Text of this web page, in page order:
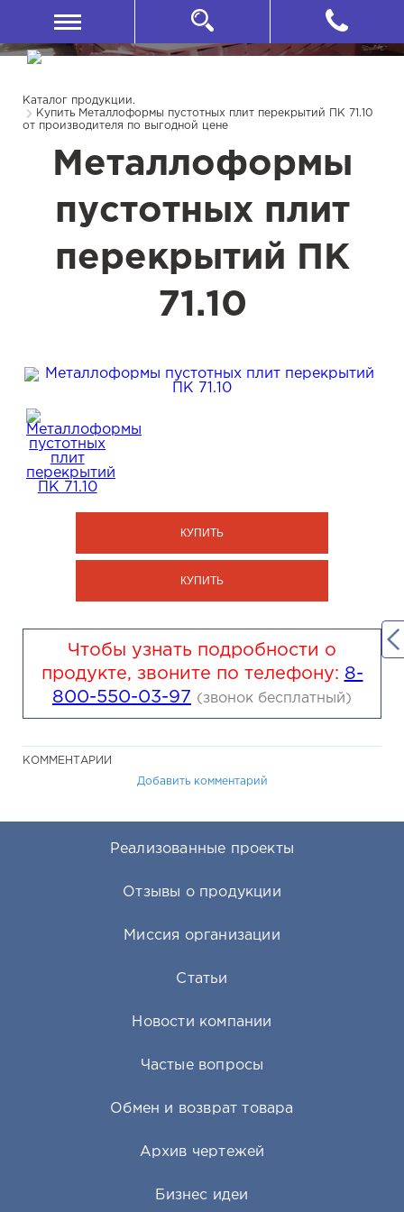
Каталог продукции.
Купить Металлоформы пустотных плит перекрытий ПК 71.10
от производителя по выгодной цене
Металлоформы
пустотных плит
перекрытий ПК
71.10
КУПИТЬ
КУПИТЬ
Чтобы узнать подробности о
продукте, звоните по телефону: 8-
800-550-03-97 (звонок бесплатный)
КОММЕНТАРИИ
Добавить комментарий
Реализованные проекты
Отзывы о продукции
Миссия организации
Статьи
Новости компании
Частые вопросы
Обмен и возврат товара
Архив чертежей
Бизнес идеи